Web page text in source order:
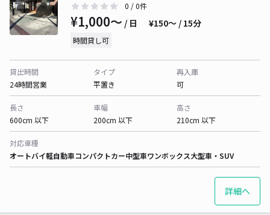
0 / 0件
¥1,000〜 / 日 ¥150〜 / 15分
時間貸し可
貸出時間
24時間営業
タイプ
平置き
再入庫
可
長さ
600cm 以下
車幅
200cm 以下
高さ
210cm 以下
対応車種
オートバイ軽自動車コンパクトカー中型車ワンボックス大型車・SUV
詳細へ